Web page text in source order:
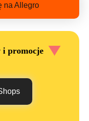
na Allegro
i promocje